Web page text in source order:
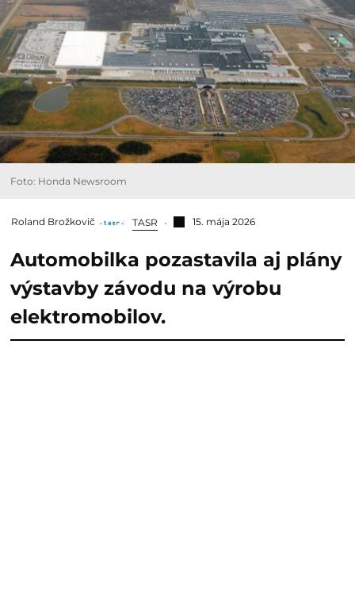
Foto: Honda Newsroom
Roland Brožkovič TASR 15. mája 2026
Automobilka pozastavila aj plány
výstavby závodu na výrobu
elektromobilov.